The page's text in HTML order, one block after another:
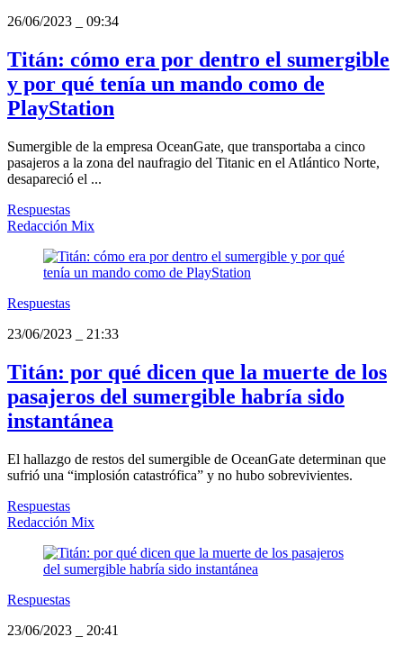
26/06/2023
09:34
Titán: cómo era por dentro el sumergible
y por qué tenía un mando como de
PlayStation
Sumergible de la empresa OceanGate, que transportaba a cinco
pasajeros a la zona del naufragio del Titanic en el Atlántico Norte,
desapareció el ...
Respuestas
Redacción Mix
Respuestas
23/06/2023
21:33
Titán: por qué dicen que la muerte de los
pasajeros del sumergible habría sido
instantánea
El hallazgo de restos del sumergible de OceanGate determinan que
sufrió una “implosión catastrófica” y no hubo sobrevivientes.
Respuestas
Redacción Mix
Respuestas
23/06/2023
20:41